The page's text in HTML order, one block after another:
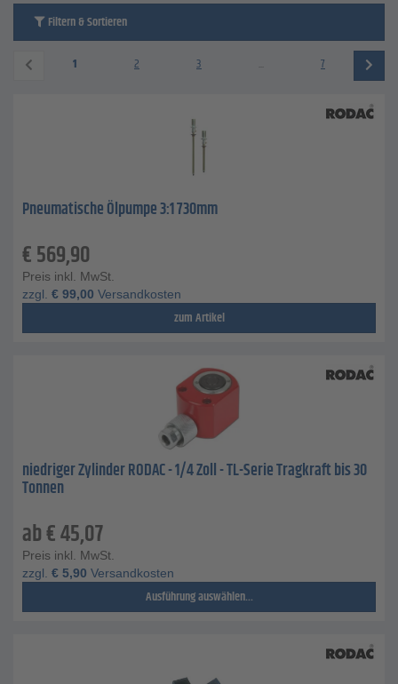
Filtern & Sortieren
1 2 3 7
Pneumatische Ölpumpe 3:1 730mm
€569,90
Preis inkl. MwSt.
zzgl. € 99,00 Versandkosten
zum Artikel
niedriger Zylinder RODAC - 1/4 Zoll - TL-Serie Tragkraft bis 30
Tonnen
ab€45,07
Preis inkl. MwSt.
zzgl. € 5,90 Versandkosten
Ausführung auswählen...